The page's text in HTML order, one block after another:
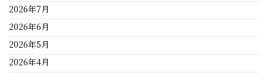
2026年7月
2026年6月
2026年5月
2026年4月